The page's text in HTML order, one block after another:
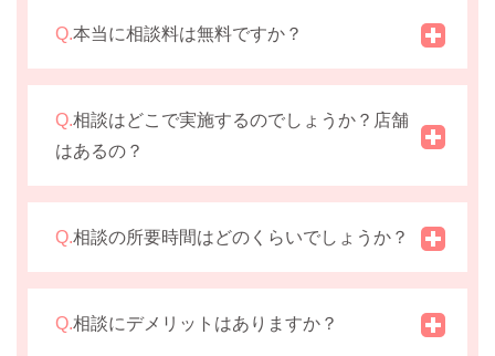
Q.本当に相談料は無料ですか？
Q.相談はどこで実施するのでしょうか？店舗
はあるの？
Q.相談の所要時間はどのくらいでしょうか？
Q.相談にデメリットはありますか？